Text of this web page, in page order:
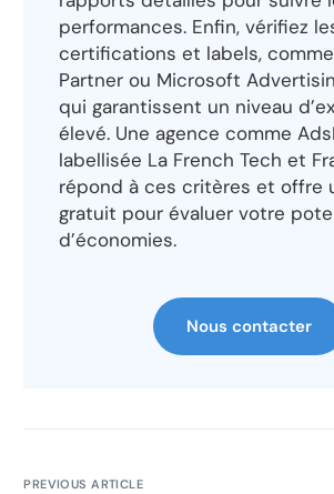
performances. Enfin, vérifiez
certifications et labels,
Partner ou Microsoft
qui garantissent un niveau
élevé. Une agence comme
labellisée La French Tech et
répond à ces critères et offre
gratuit pour évaluer votre
d’économies.
Nous contacter
PREVIOUS ARTICLE